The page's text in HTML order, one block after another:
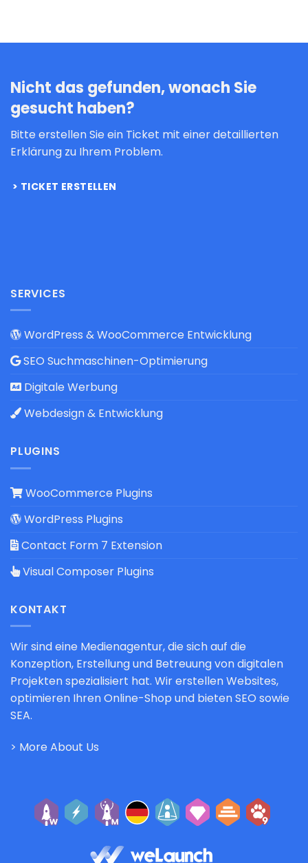
Nicht das gefunden, wonach Sie
gesucht haben?
Bitte erstellen Sie ein Ticket mit einer detaillierten
Erklärung zu Ihrem Problem.
TICKET ERSTELLEN
SERVICES
WordPress & WooCommerce Entwicklung
SEO Suchmaschinen-Optimierung
Digitale Werbung
Webdesign & Entwicklung
PLUGINS
WooCommerce Plugins
WordPress Plugins
Contact Form 7 Extension
Visual Composer Plugins
KONTAKT
Wir sind eine Medienagentur, die sich auf die
Konzeption, Erstellung und Betreuung von digitalen
Projekten spezialisiert hat. Wir erstellen Websites,
optimieren Ihren Online-Shop und bieten SEO sowie
SEA.
> More About Us